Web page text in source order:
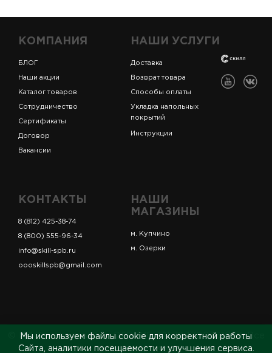
КОМПАНИЯ
БЛОГ
Наши акции
Каталог товаров
Сотрудничество
Сертификаты
Договор
Вакансии
НАШИ УСЛУГИ
Доставка
Возврат товара
Способы оплаты
Укладка напольных
покрытий
Инструкции
КОНТАКТЫ
8 (812) 425-38-74
8 (800) 555-96-34
info@skill-spb.ru
oooskillspb@gmail.com
НАШИ
МАГАЗИНЫ
м. Купчино
м. Озерки
© ИП Коновалов Д.А., ОГРНИП 325784700361023. Все
права защищены.
Мы используем файлы cookie для корректной работы
Сайта, аналитики посещаемости и улучшения сервиса.